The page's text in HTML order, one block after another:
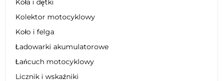
Koła i dętki
Kolektor motocyklowy
Koło i felga
Ładowarki akumulatorowe
Łańcuch motocyklowy
Licznik i wskaźniki